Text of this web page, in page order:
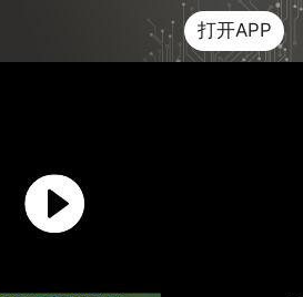
打开APP